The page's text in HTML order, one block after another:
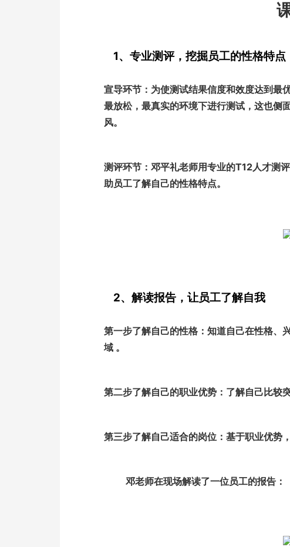
1、专业测评，挖掘员工的性格特点
宣导环节：为使测试结果信度和效度达到最
最放松，最真实的环境下进行测试，这也侧
风。
测评环节：邓平礼老师用专业的T12人才测
助员工了解自己的性格特点。
2、解读报告，让员工了解自我
第一步了解自己的性格：知道自己在性格、
域 。
第二步了解自己的职业优势：了解自己比较
第三步了解自己适合的岗位：基于职业优势
邓老师在现场解读了一位员工的报告：